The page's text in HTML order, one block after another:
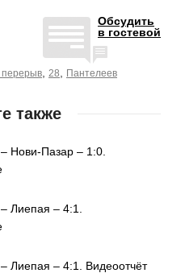
Обсудить
в гостевой
28 Пантелеев
также
Нови-Пазар – 1:0.
Лиепая – 4:1.
Лиепая – 4:1. Видеоотчёт